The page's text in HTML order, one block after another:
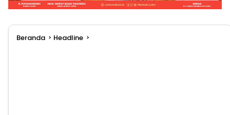
Beranda Headline